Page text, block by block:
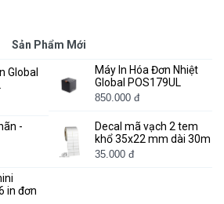
Sản Phẩm Mới
Global
Máy In Hóa Đơn Nhiệt
Global POS179UL
850.000 đ
-
Decal mã vạch 2 tem
khổ 35x22 mm dài 30m
35.000 đ
in đơn